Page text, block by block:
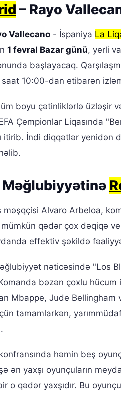
– Rayo
Vallecano - İspaniya La
1 fevral Bazar günü, yerli
başlayacaq.
10:00-dan etibarən
boyu çətinliklərlə üzləşir
Çempionlar Liqasında
itirib. İndi diqqətlər yenidən
məşqçisi Alvaro Arbeloa,
qədər çox dəqiqə
effektiv şəkildə
nəticəsində "Los
bəzən çoxlu
Mbappe, Jude Bellingham
tamamlarkən,
həmin beş
ən yaxşı oyunçuların
o qədər yaxşıdır. Bu